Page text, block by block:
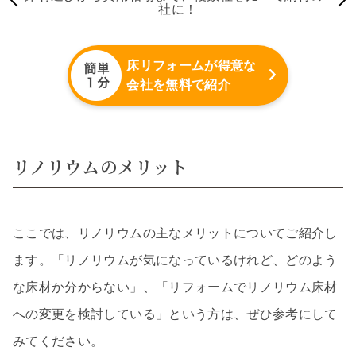
社に！
床リフォームが得意な
会社を無料で紹介
リノリウムのメリット
ここでは、リノリウムの主なメリットについてご紹介し
ます。「リノリウムが気になっているけれど、どのよう
な床材か分からない」、「リフォームでリノリウム床材
への変更を検討している」という方は、ぜひ参考にして
みてください。